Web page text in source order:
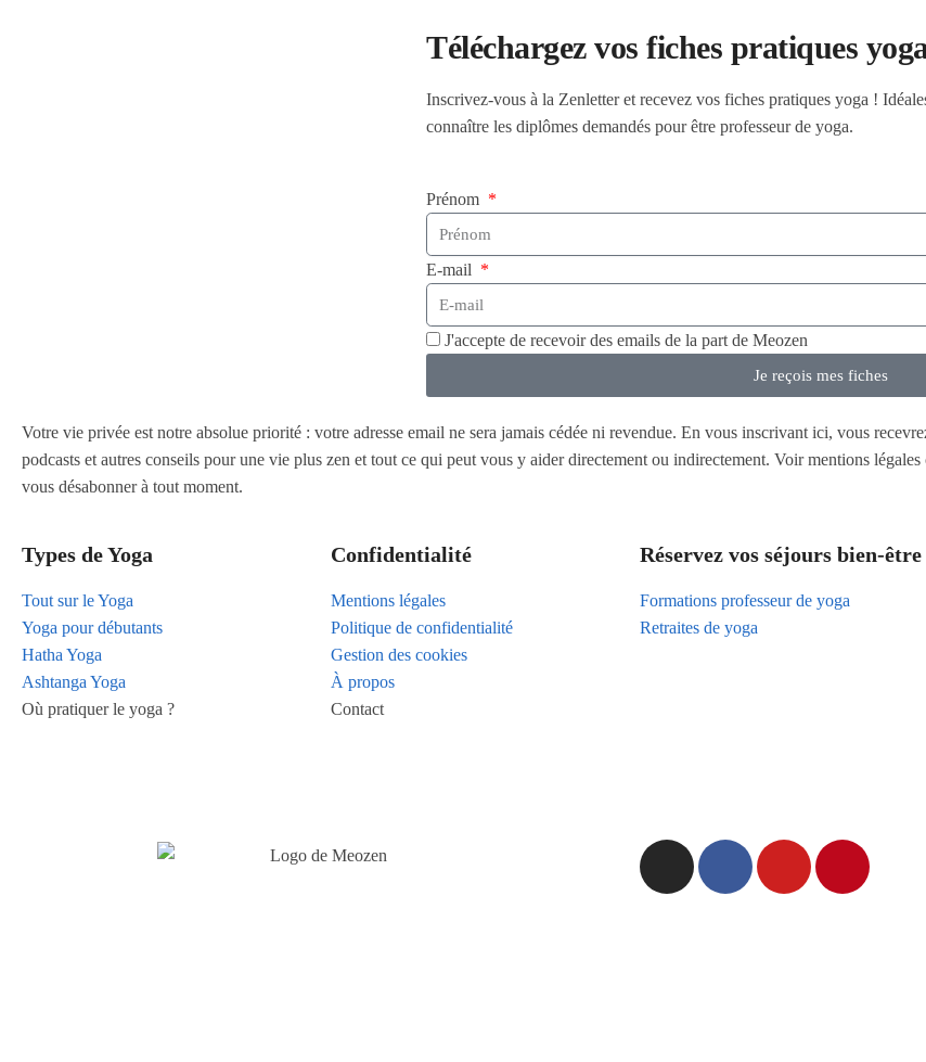
Téléchargez vos fiches pratiques
Inscrivez-vous à la Zenletter et recevez vos fiches pratiques yoga !
connaître les diplômes demandés pour être professeur de yoga.
Prénom
E-mail
J'accepte de recevoir des emails de la part de Meozen
Je reçois mes fiches
Votre vie privée est notre absolue priorité : votre adresse email ne sera jamais cédée ni revendue. En vous inscrivant ici, vous
podcasts et autres conseils pour une vie plus zen et tout ce qui peut vous y aider directement ou indirectement. Voir mentions
vous désabonner à tout moment.
Types de Yoga
Tout sur le Yoga
Yoga pour débutants
Hatha Yoga
Ashtanga Yoga
Où pratiquer le yoga ?
Confidentialité
Mentions légales
Politique de confidentialité
Gestion des cookies
À propos
Contact
Réservez vos séjours bien-être
Formations professeur de yoga
Retraites de yoga